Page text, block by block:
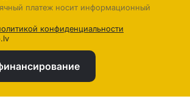
платеж носит информационный
конфиденциальности